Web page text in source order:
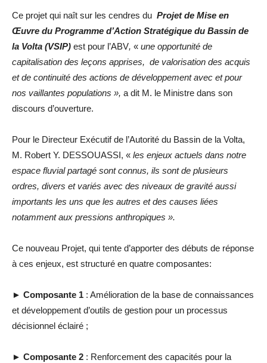
Ce projet qui naît sur les cendres du Projet de Mise en
Œuvre du Programme d’Action Stratégique du Bassin de
la Volta (VSIP) est pour l’ABV, « une opportunité de
capitalisation des leçons apprises, de valorisation des acquis
et de continuité des actions de développement avec et pour
nos vaillantes populations », a dit M. le Ministre dans son
discours d’ouverture.
Pour le Directeur Exécutif de l’Autorité du Bassin de la Volta,
M. Robert Y. DESSOUASSI, « les enjeux actuels dans notre
espace fluvial partagé sont connus, ils sont de plusieurs
ordres, divers et variés avec des niveaux de gravité aussi
importants les uns que les autres et des causes liées
notamment aux pressions anthropiques ».
Ce nouveau Projet, qui tente d’apporter des débuts de réponse
à ces enjeux, est structuré en quatre composantes:
► Composante 1 : Amélioration de la base de connaissances
et développement d’outils de gestion pour un processus
décisionnel éclairé ;
► Composante 2 : Renforcement des capacités pour la